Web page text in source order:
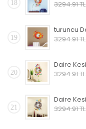
18 3294.91 TL
19
3294.91 TL
20
3294.91 TL
21
3294.91 TL